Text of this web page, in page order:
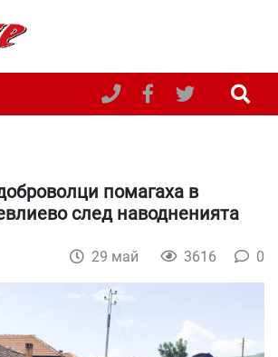
помагаха в
след наводненията
29 май 3616 0